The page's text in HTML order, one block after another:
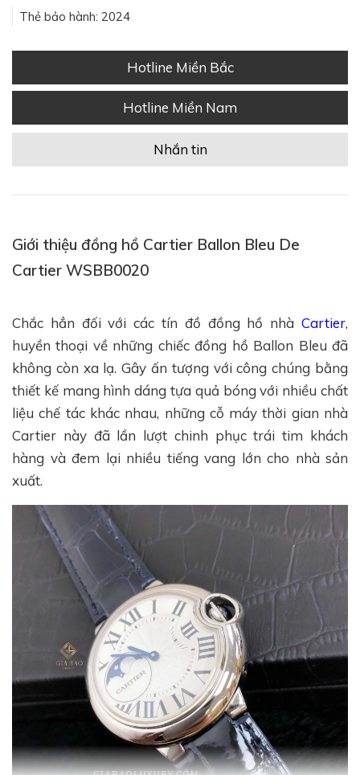
Thẻ bảo hành: 2024
Hotline Miền Bắc
Hotline Miền Nam
Nhắn tin
Giới thiệu đồng hồ Cartier Ballon Bleu De
Cartier WSBB0020
Chắc hẳn đối với các tín đồ đồng hồ nhà Cartier,
huyền thoại về những chiếc đồng hồ Ballon Bleu đã
không còn xa lạ. Gây ấn tượng với công chúng bằng
thiết kế mang hình dáng tựa quả bóng với nhiều chất
liệu chế tác khác nhau, những cỗ máy thời gian nhà
Cartier này đã lần lượt chinh phục trái tim khách
hàng và đem lại nhiều tiếng vang lớn cho nhà sản
xuất.